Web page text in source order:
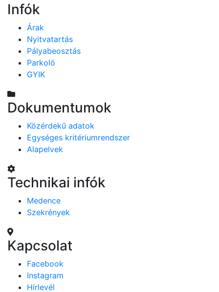
Infók
Árak
Nyitvatartás
Pályabeosztás
Parkoló
GYIK
Dokumentumok
Közérdekű adatok
Egységes kritériumrendszer
Alapelvek
Technikai infók
Medence
Szekrények
Kapcsolat
Facebook
Instagram
Hírlevél